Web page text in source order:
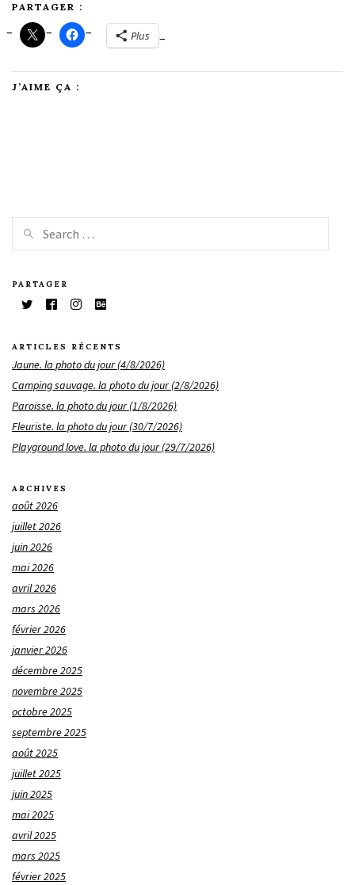
PARTAGER :
Plus
J’AIME ÇA :
PARTAGER
ARTICLES RÉCENTS
Jaune. la photo du jour (4/8/2026)
Camping sauvage. la photo du jour (2/8/2026)
Paroisse. la photo du jour (1/8/2026)
Fleuriste. la photo du jour (30/7/2026)
Playground love. la photo du jour (29/7/2026)
ARCHIVES
août 2026
juillet 2026
juin 2026
mai 2026
avril 2026
mars 2026
février 2026
janvier 2026
décembre 2025
novembre 2025
octobre 2025
septembre 2025
août 2025
juillet 2025
juin 2025
mai 2025
avril 2025
mars 2025
février 2025